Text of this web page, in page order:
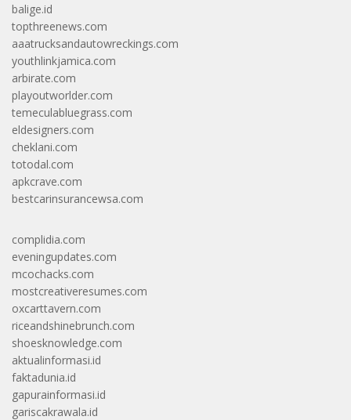
balige.id
topthreenews.com
aaatrucksandautowreckings.com
youthlinkjamica.com
arbirate.com
playoutworlder.com
temeculabluegrass.com
eldesigners.com
cheklani.com
totodal.com
apkcrave.com
bestcarinsurancewsa.com
complidia.com
eveningupdates.com
mcochacks.com
mostcreativeresumes.com
oxcarttavern.com
riceandshinebrunch.com
shoesknowledge.com
aktualinformasi.id
faktadunia.id
gapurainformasi.id
gariscakrawala.id